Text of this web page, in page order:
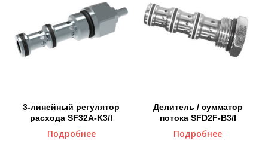
3-линейный регулятор
расхода SF32A-K3/l
Подробнее
Делитель / сумматор
потока SFD2F-B3/I
Подробнее